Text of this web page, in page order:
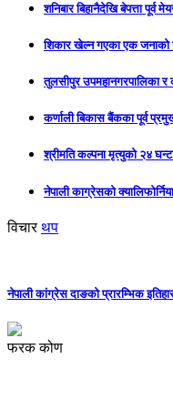
शनिबार बिहानैदेखि बेपत्ता पूर्व
शिकार खेल्न गएका एक जनाको
तुलसीपुर उपमहानगरपालिका र
कर्णाली बिकास बैंकका पूर्व
श्रीमति कल्पना मृत्युको २४
नेपाली काग्रेसको
विचार थप
नेपाली कांग्रेस दाङको प्रारम्भिक
फरक कोण